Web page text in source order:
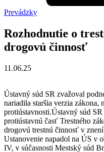
Prevádzky
Rozhodnutie o
drogovú činnosť
11.06.25
Ústavný súd SR zvažoval
nariadila staršia verzia
protiústavnosti.Ústavný súd
protiústavnú časť Trestného
drogovú trestnú činnosť v
Ustanovenie napadol na ÚS v
IV, v súčasnosti Mestský súd